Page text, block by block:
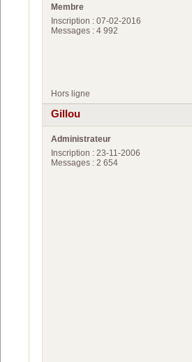
Membre
Inscription : 07-02-2016
Messages : 4 992
Hors ligne
Gillou
Administrateur
Inscription : 23-11-2006
Messages : 2 654